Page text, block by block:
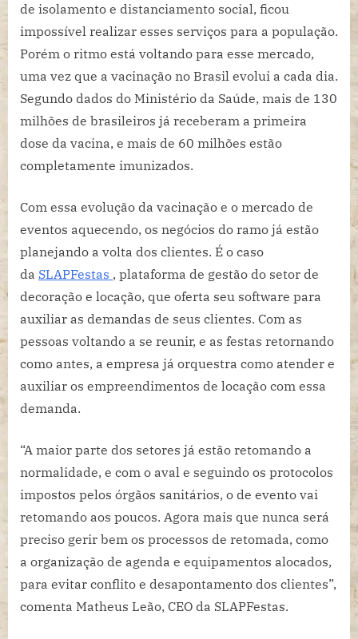
movimentam
de isolamento e distanciamento social, ficou
impossível realizar esses serviços para a população.
Porém o ritmo está voltando para esse mercado,
uma vez que a vacinação no Brasil evolui a cada dia.
Segundo dados do Ministério da Saúde, mais de 130
milhões de brasileiros já receberam a primeira
dose da vacina, e mais de 60 milhões estão
completamente imunizados.
Com essa evolução da vacinação e o mercado de
eventos aquecendo, os negócios do ramo já estão
planejando a volta dos clientes. É o caso
da SLAPFestas , plataforma de gestão do setor de
decoração e locação, que oferta seu software para
auxiliar as demandas de seus clientes. Com as
pessoas voltando a se reunir, e as festas retornando
como antes, a empresa já orquestra como atender e
auxiliar os empreendimentos de locação com essa
demanda.
“A maior parte dos setores já estão retomando a
normalidade, e com o aval e seguindo os protocolos
impostos pelos órgãos sanitários, o de evento vai
retomando aos poucos. Agora mais que nunca será
preciso gerir bem os processos de retomada, como
a organização de agenda e equipamentos alocados,
para evitar conflito e desapontamento dos clientes”,
comenta Matheus Leão, CEO da SLAPFestas.